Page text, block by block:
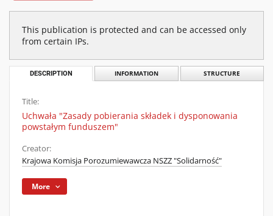
This publication is protected and can be accessed only
from certain IPs.
DESCRIPTION INFORMATION STRUCTURE
Title:
Uchwała "Zasady pobierania składek i dysponowania
powstałym funduszem"
Creator:
Krajowa Komisja Porozumiewawcza NSZZ "Solidarność"
More